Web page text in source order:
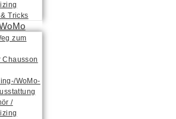
Tricks
zum
Chausson
WoMo-
/